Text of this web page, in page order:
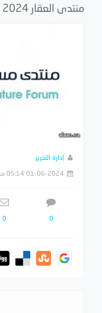
منتدى العقار 2024
إدارة التحرير
01-06-2024 05:14 مساءً
0
0